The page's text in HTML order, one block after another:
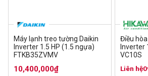
Máy lạnh treo tường Daikin
Inverter 1.5 HP (1.5 ngựa)
FTKB35ZVMV
10,400,000₫
Điều
Inverter
VC10S
Liên hệ